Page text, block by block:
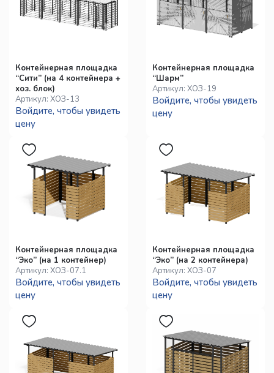
Контейнерная площадка
“Сити” (на 4 контейнера +
хоз. блок)
Артикул:ХОЗ-13
Войдите, чтобы увидеть
цену
Контейнерная площадка
“Шарм”
Артикул: ХОЗ-19
Войдите, чтобы увидеть
цену
Контейнерная площадка
“Эко” (на 1 контейнер)
Артикул:ХОЗ-07.1
Войдите, чтобы увидеть
цену
Контейнерная площадка
“Эко” (на 2 контейнера)
Артикул: ХОЗ-07
Войдите, чтобы увидеть
цену